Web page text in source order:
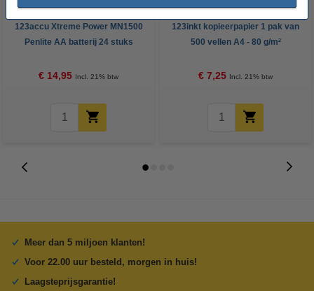
123accu Xtreme Power MN1500
Penlite AA batterij 24 stuks
€ 14,95 Incl. 21% btw
123inkt kopieerpapier 1 pak van
500 vellen A4 - 80 g/m²
€ 7,25 Incl. 21% btw
Meer dan 5 miljoen klanten!
Voor 22.00 uur besteld, morgen in huis!
Laagsteprijsgarantie!